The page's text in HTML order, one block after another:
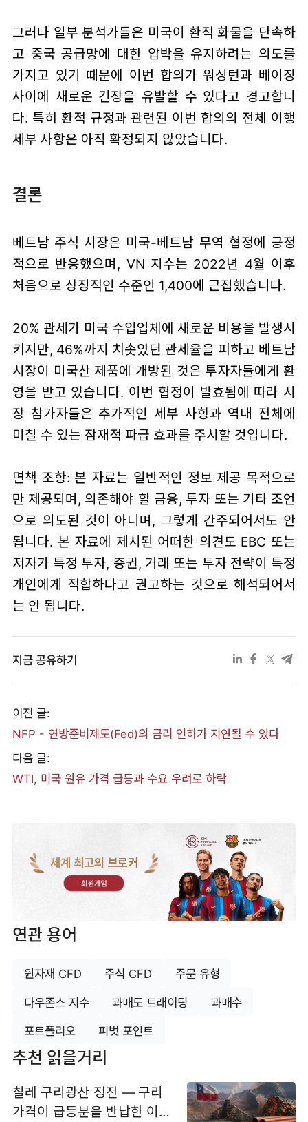
그러나 일부 분석가들은 미국이 환적 화물을 단속하
고 중국 공급망에 대한 압박을 유지하려는 의도를
가지고 있기 때문에 이번 합의가 워싱턴과 베이징
사이에 새로운 긴장을 유발할 수 있다고 경고합니
다. 특히 환적 규정과 관련된 이번 합의의 전체 이행
세부 사항은 아직 확정되지 않았습니다.
결론
베트남 주식 시장은 미국-베트남 무역 협정에 긍정
적으로 반응했으며, VN 지수는 2022년 4월 이후
처음으로 상징적인 수준인 1,400에 근접했습니다.
20% 관세가 미국 수입업체에 새로운 비용을 발생시
키지만, 46%까지 치솟았던 관세율을 피하고 베트남
시장이 미국산 제품에 개방된 것은 투자자들에게 환
영을 받고 있습니다. 이번 협정이 발효됨에 따라 시
장 참가자들은 추가적인 세부 사항과 역내 전체에
미칠 수 있는 잠재적 파급 효과를 주시할 것입니다.
면책 조항: 본 자료는 일반적인 정보 제공 목적으로
만 제공되며, 의존해야 할 금융, 투자 또는 기타 조언
으로 의도된 것이 아니며, 그렇게 간주되어서도 안
됩니다. 본 자료에 제시된 어떠한 의견도 EBC 또는
저자가 특정 투자, 증권, 거래 또는 투자 전략이 특정
개인에게 적합하다고 권고하는 것으로 해석되어서
는 안 됩니다.
지금 공유하기
이전 글:
NFP - 연방준비제도(Fed)의 금리 인하가 지연될 수 있다
다음 글:
WTI, 미국 원유 가격 급등과 수요 우려로 하락
세계 최고의 브로커
회원가입
연관 용어
원자재 CFD 주식 CFD 주문 유형
다우존스 지수 과매도 트래이딩 과매수
포트폴리오 피벗 포인트
추천 읽을거리
칠레 구리광산 정전 — 구리
가격이 급등분을 반납한 이